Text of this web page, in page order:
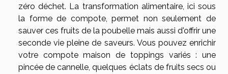
zéro déchet. La transformation alimentaire, ici sous
la forme de compote, permet non seulement de
sauver ces fruits de la poubelle mais aussi d'offrir une
seconde vie pleine de saveurs. Vous pouvez enrichir
votre compote maison de toppings variés : une
pincée de cannelle, quelques éclats de fruits secs ou